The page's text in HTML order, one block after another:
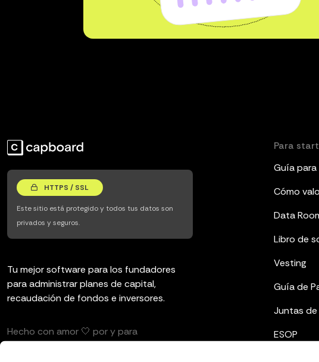
HTTPS / SSL
Este sitio está protegido y todos tus datos son
privados y seguros.
Tu mejor software para los fundadores
para administrar planes de capital,
recaudación de fondos e inversores.
Hecho con amor 🤍 por y para
Para
Guía
Cómo
Data
Libro de
Vesting
Guía de
Juntas
ESOP